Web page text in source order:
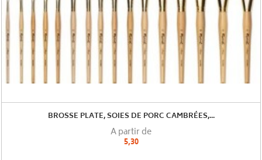
BROSSE PLATE, SOIES DE PORC CAMBRÉES,...
A partir de
5,30